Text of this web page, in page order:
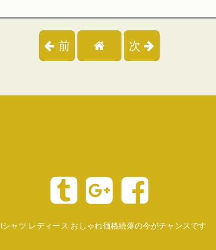
前 次
tシャツ レディース おしゃれ価格続落の今がチャンスです